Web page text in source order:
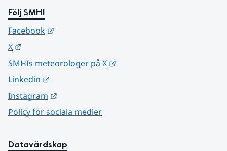
Följ SMHI
Facebook
X
SMHIs meteorologer på X
Linkedin
Instagram
Policy för sociala medier
Datavärdskap